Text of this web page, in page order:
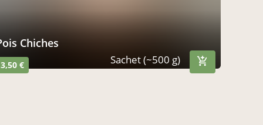
Pois Chiches
3,50 € Sachet (~500 g)